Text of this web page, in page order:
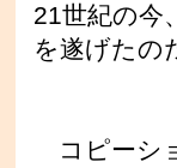
21世紀の今
を遂げたの
コピーシ